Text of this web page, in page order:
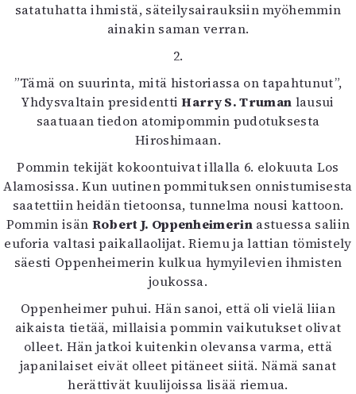
Info
Yhteistyössä
Toimitus
Mediatiedot
Kaltio ry
satatuhatta ihmistä, säteilysairauksiin myöhemmin
ainakin saman verran.
2.
”Tämä on suurinta, mitä historiassa on tapahtunut”,
Yhdysvaltain presidenttiHarry S. Truman lausui
saatuaan tiedon atomipommin pudotuksesta
Hiroshimaan.
Pommin tekijät kokoontuivat illalla 6. elokuuta Los
Alamosissa. Kun uutinen pommituksen onnistumisesta
saatettiin heidän tietoonsa, tunnelma nousi kattoon.
Pommin isän Robert J. Oppenheimerin astuessa saliin
euforia valtasi paikallaolijat. Riemu ja lattian tömistely
säesti Oppenheimerin kulkua hymyilevien ihmisten
joukossa.
Oppenheimer puhui. Hän sanoi, että oli vielä liian
aikaista tietää, millaisia pommin vaikutukset olivat
olleet. Hän jatkoi kuitenkin olevansa varma, että
japanilaiset eivät olleet pitäneet siitä. Nämä sanat
herättivät kuulijoissa lisää riemua.